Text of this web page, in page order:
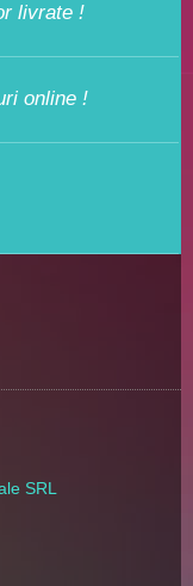
livrate !
online !
SRL